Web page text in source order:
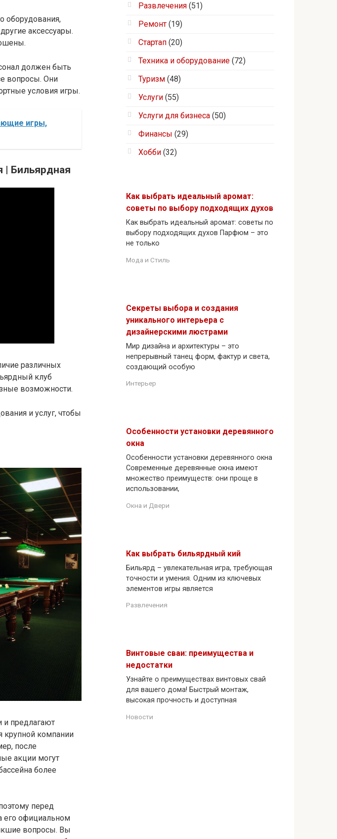
оборудования,
аксессуары.
должен быть
вопросы. Они
условия игры.
игры,
| Бильярдная
различных
клуб
возможности.
и услуг, чтобы
и предлагают
крупной компании
после
акции могут
более
перед
его официальном
вопросы. Вы
Развлечения (51)
Ремонт (19)
Стартап (20)
Техника и оборудование (72)
Туризм (48)
Услуги (55)
Услуги для бизнеса (50)
Финансы (29)
Хобби (32)
Как выбрать идеальный аромат:
советы по выбору подходящих духов
Как выбрать идеальный аромат: советы по
выбору подходящих духов Парфюм – это
не только
Мода и Стиль
Секреты выбора и создания
уникального интерьера с
дизайнерскими люстрами
Мир дизайна и архитектуры – это
непрерывный танец форм, фактур и света,
создающий особую
Интерьер
Особенности установки деревянного
окна
Особенности установки деревянного окна
Современные деревянные окна имеют
множество преимуществ: они проще в
использовании,
Окна и Двери
Как выбрать бильярдный кий
Бильярд – увлекательная игра, требующая
точности и умения. Одним из ключевых
элементов игры является
Развлечения
Винтовые сваи: преимущества и
недостатки
Узнайте о преимуществах винтовых свай
для вашего дома! Быстрый монтаж,
высокая прочность и доступная
Новости